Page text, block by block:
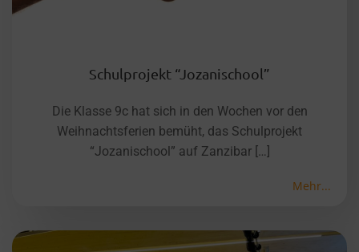
Schulprojekt “Jozanischool”
Die Klasse 9c hat sich in den Wochen vor den
Weihnachtsferien bemüht, das Schulprojekt
“Jozanischool” auf Zanzibar […]
Mehr...